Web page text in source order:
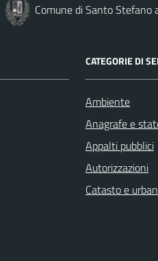
Comune di Santo Stefano
CATEGORIE DI
Ambiente
Anagrafe e
Appalti pubblici
Autorizzazioni
Catasto e